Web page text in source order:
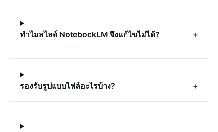
ทำไมสไลด์ NotebookLM จึงแก้ไขไม่ได้? +
รองรับรูปแบบไฟล์อะไรบ้าง? +